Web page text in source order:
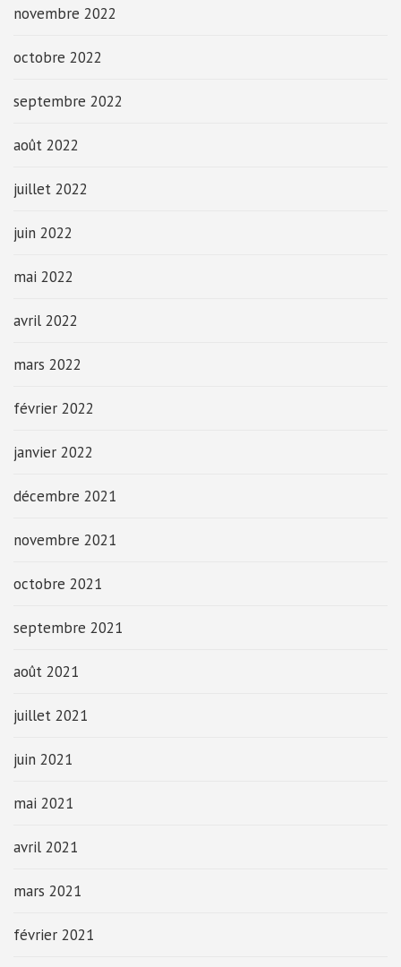
novembre 2022
octobre 2022
septembre 2022
août 2022
juillet 2022
juin 2022
mai 2022
avril 2022
mars 2022
février 2022
janvier 2022
décembre 2021
novembre 2021
octobre 2021
septembre 2021
août 2021
juillet 2021
juin 2021
mai 2021
avril 2021
mars 2021
février 2021